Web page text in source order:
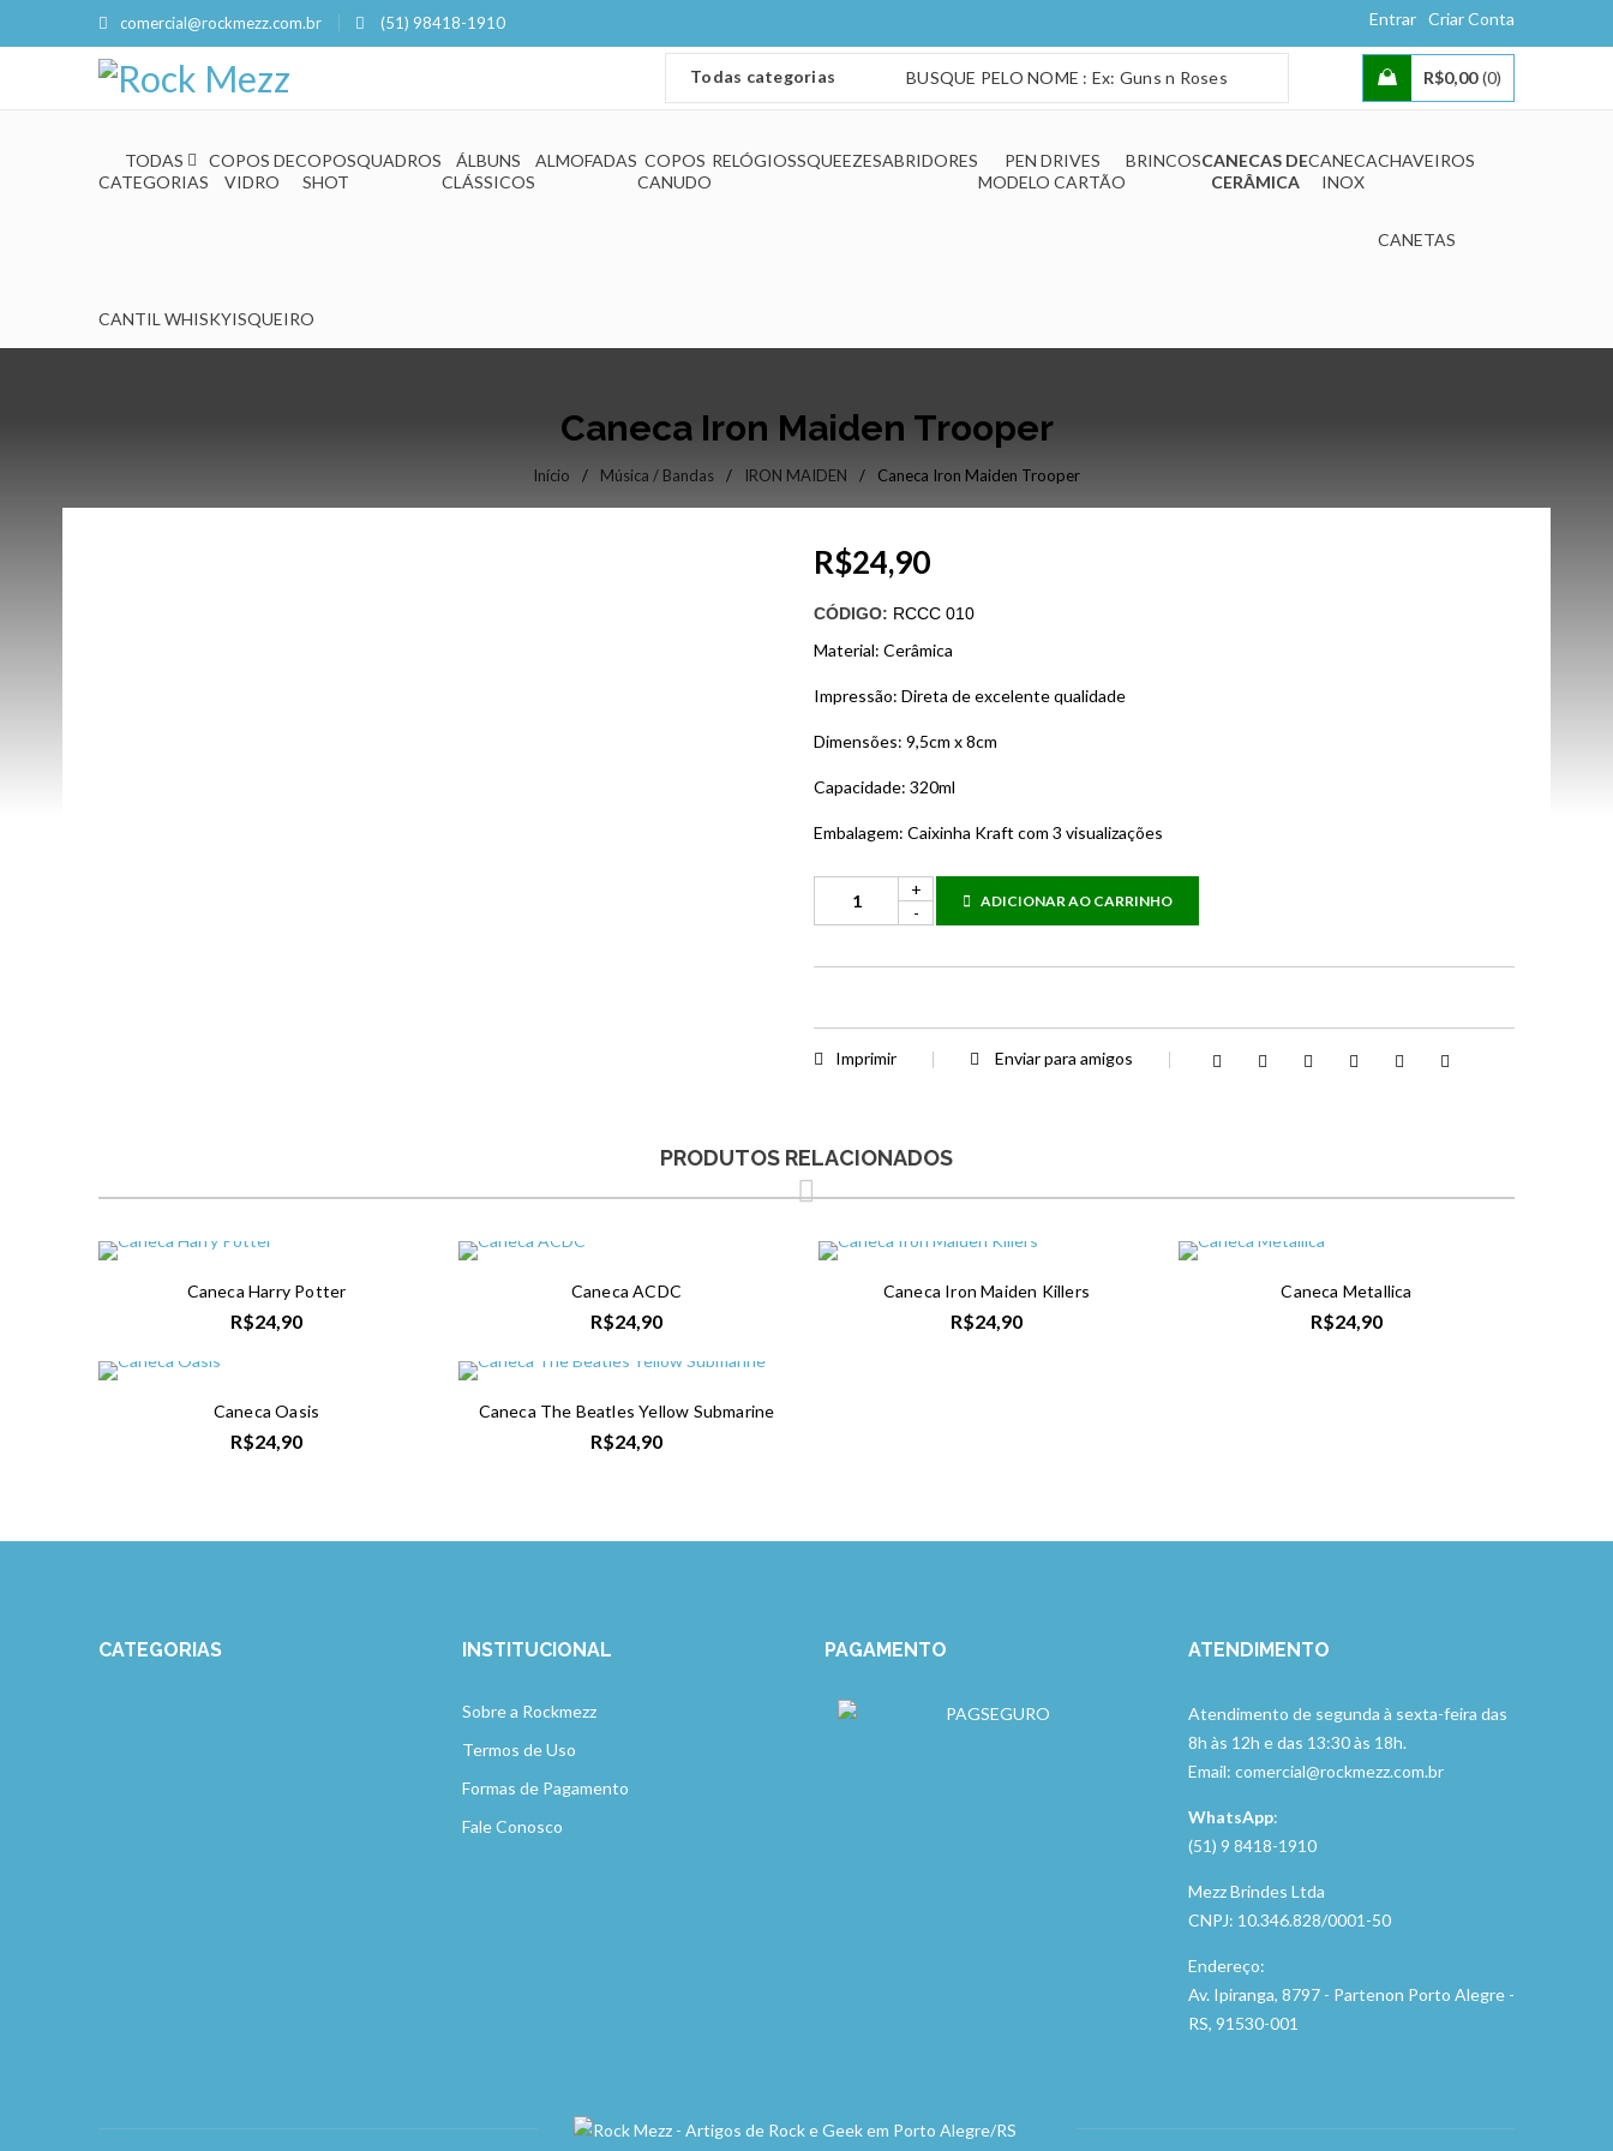
comercial@rockmezz.com.br (51) 98418-1910 Entrar Criar Conta
R$0,00 0
TODAS
CATEGORIAS
COPOS DE
VIDRO
COPOS
SHOT
QUADROS
ÁLBUNS
CLÁSSICOS
ALMOFADAS COPOS
CANUDO
RELÓGIOSSQUEEZESABRIDORES
PEN DRIVES
MODELO CARTÃO
BRINCOSCANECAS DE
CERÂMICA
CANECA
INOX
CHAVEIROS
CANETAS
CANTIL WHISKYISQUEIRO
Caneca Iron Maiden Trooper
Início / Música / Bandas / IRON MAIDEN / Caneca Iron Maiden Trooper
R$24,90
CÓDIGO: RCCC 010
Material: Cerâmica
Impressão: Direta de excelente qualidade
Dimensões: 9,5cm x 8cm
Capacidade: 320ml
Embalagem: Caixinha Kraft com 3 visualizações
ADICIONAR AO CARRINHO
Imprimir Enviar para amigos
PRODUTOS RELACIONADOS
Caneca Harry Potter
R$24,90
Caneca ACDC
R$24,90
Caneca Iron Maiden Killers
R$24,90
Caneca Metallica
R$24,90
Caneca Oasis
R$24,90
Caneca The Beatles Yellow Submarine
R$24,90
CATEGORIAS INSTITUCIONAL
Sobre a Rockmezz
Termos de Uso
Formas de Pagamento
Fale Conosco
PAGAMENTO ATENDIMENTO
Atendimento de segunda à sexta-feira das
8h às 12h e das 13:30 às 18h.
Email: comercial@rockmezz.com.br
WhatsApp:
(51) 9 8418-1910
Mezz Brindes Ltda
CNPJ: 10.346.828/0001-50
Endereço:
Av. Ipiranga, 8797 - Partenon Porto Alegre -
RS, 91530-001